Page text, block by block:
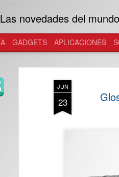
JUN
23
Las novedades del
GADGETS APLICACIONES